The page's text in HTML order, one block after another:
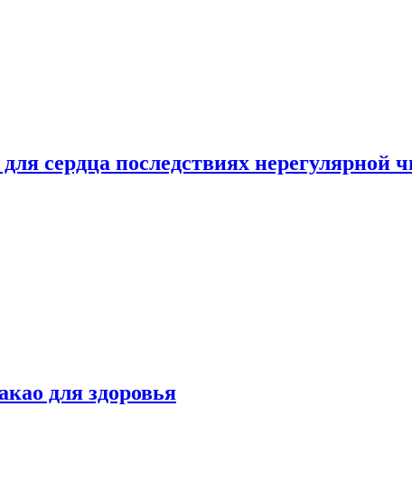
сердца последствиях нерегулярной
для здоровья